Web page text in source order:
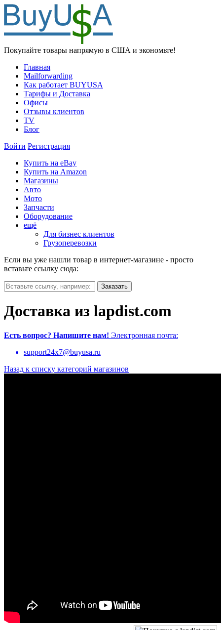
Покупайте товары напрямую в США и экономьте!
Главная
Mailforwarding
Как работает BUYUSA
Тарифы и Доставка
Офисы
Отзывы клиентов
TV
Блог
Войти Регистрация
Купить на eBay
Купить на Amazon
Магазины
Авто
Мото
Запчасти
Оборудование
ещё
Для бизнес клиентов
Грузоперевозки
Если вы уже нашли товар в интернет-магазине - просто
вставьте ссылку сюда:
Доставка из lapdist.com
Есть вопрос? Напишите нам! Электронная почта:
support24x7@buyusa.ru
Назад к списку категорий магазинов